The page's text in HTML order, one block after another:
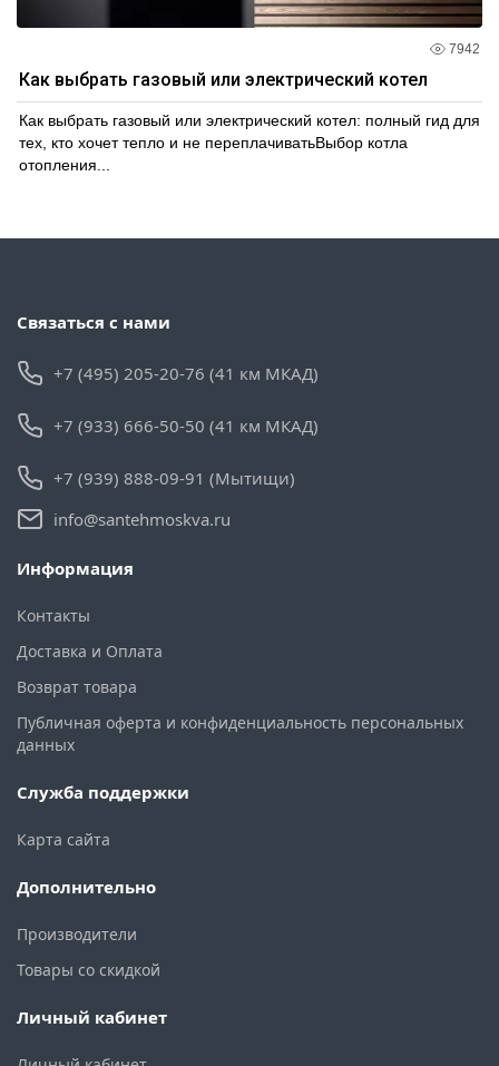
7942
Как выбрать газовый или электрический котел
Как выбрать газовый или электрический котел: полный гид для
тех, кто хочет тепло и не переплачиватьВыбор котла
отопления...
Связаться с нами
+7 (495) 205-20-76 (41 км МКАД)
+7 (933) 666-50-50 (41 км МКАД)
+7 (939) 888-09-91 (Мытищи)
info@santehmoskva.ru
Информация
Контакты
Доставка и Оплата
Возврат товара
Публичная оферта и конфиденциальность персональных
данных
Служба поддержки
Карта сайта
Дополнительно
Производители
Товары со скидкой
Личный кабинет